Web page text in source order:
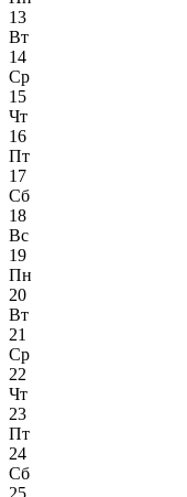
13
Вт
14
Ср
15
Чт
16
Пт
17
Сб
18
Вс
19
Пн
20
Вт
21
Ср
22
Чт
23
Пт
24
Сб